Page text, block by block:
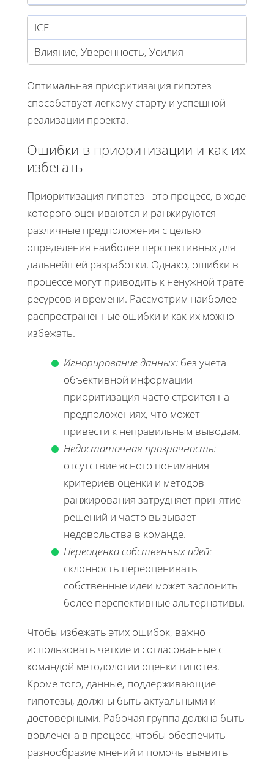
ICE
Влияние, Уверенность, Усилия
Оптимальная приоритизация гипотез
способствует легкому старту и успешной
реализации проекта.
Ошибки в приоритизации и как их
избегать
Приоритизация гипотез - это процесс, в ходе
которого оцениваются и ранжируются
различные предположения с целью
определения наиболее перспективных для
дальнейшей разработки. Однако, ошибки в
процессе могут приводить к ненужной трате
ресурсов и времени. Рассмотрим наиболее
распространенные ошибки и как их можно
избежать.
Игнорирование данных: без учета
объективной информации
приоритизация часто строится на
предположениях, что может
привести к неправильным выводам.
Недостаточная прозрачность:
отсутствие ясного понимания
критериев оценки и методов
ранжирования затрудняет принятие
решений и часто вызывает
недовольства в команде.
Переоценка собственных идей:
склонность переоценивать
собственные идеи может заслонить
более перспективные альтернативы.
Чтобы избежать этих ошибок, важно
использовать четкие и согласованные с
командой методологии оценки гипотез.
Кроме того, данные, поддерживающие
гипотезы, должны быть актуальными и
достоверными. Рабочая группа должна быть
вовлечена в процесс, чтобы обеспечить
разнообразие мнений и помочь выявить